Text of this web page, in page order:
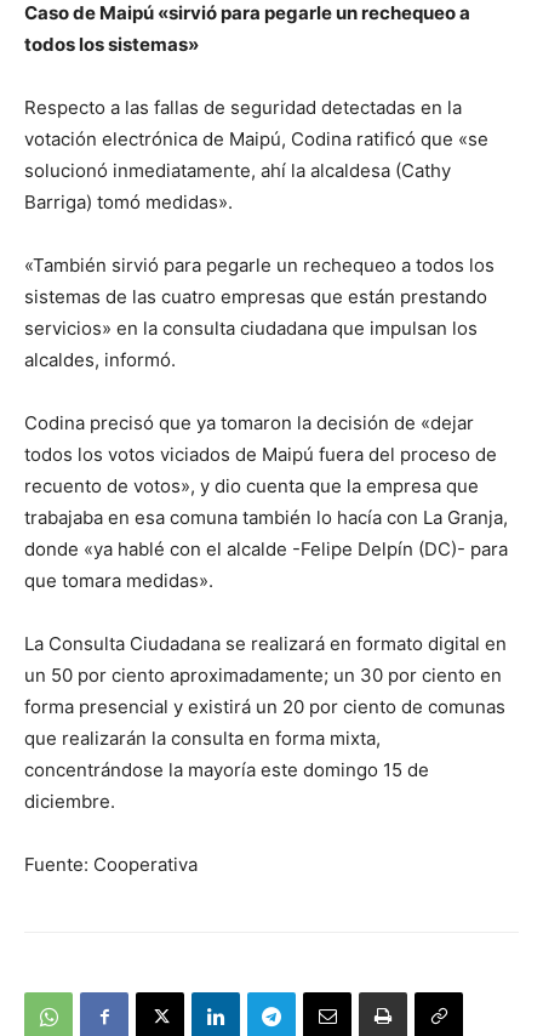
Caso de Maipú «sirvió para pegarle un rechequeo a
todos los sistemas»
Respecto a las fallas de seguridad detectadas en la
votación electrónica de Maipú, Codina ratificó que «se
solucionó inmediatamente, ahí la alcaldesa (Cathy
Barriga) tomó medidas».
«También sirvió para pegarle un rechequeo a todos los
sistemas de las cuatro empresas que están prestando
servicios» en la consulta ciudadana que impulsan los
alcaldes, informó.
Codina precisó que ya tomaron la decisión de «dejar
todos los votos viciados de Maipú fuera del proceso de
recuento de votos», y dio cuenta que la empresa que
trabajaba en esa comuna también lo hacía con La Granja,
donde «ya hablé con el alcalde -Felipe Delpín (DC)- para
que tomara medidas».
La Consulta Ciudadana se realizará en formato digital en
un 50 por ciento aproximadamente; un 30 por ciento en
forma presencial y existirá un 20 por ciento de comunas
que realizarán la consulta en forma mixta,
concentrándose la mayoría este domingo 15 de
diciembre.
Fuente: Cooperativa